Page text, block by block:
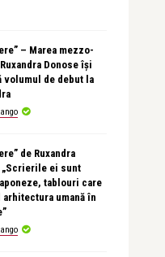
– Marea mezzo-
Donose își
volumul de debut la
de Ruxandra
„Scrierile ei sunt
tablouri care
umană în